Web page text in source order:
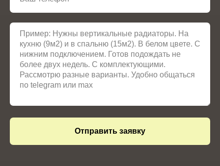
Отправить заявку